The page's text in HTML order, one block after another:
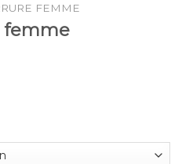
FEMME
femme